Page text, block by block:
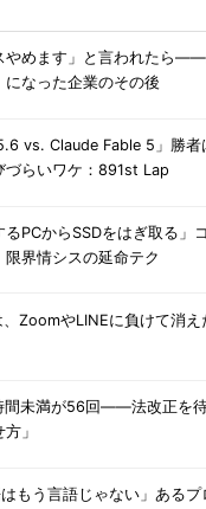
やめます」と言われたら
になった企業のその後
5.6 vs. Claude Fable 5」勝
づらいワケ：891st Lap
るPCからSSDをはぎ取る」
限界情シスの延命テク
ZoomやLINEに負けて消え
間未満が56回――法改正を
方」
はもう言語じゃない」ある